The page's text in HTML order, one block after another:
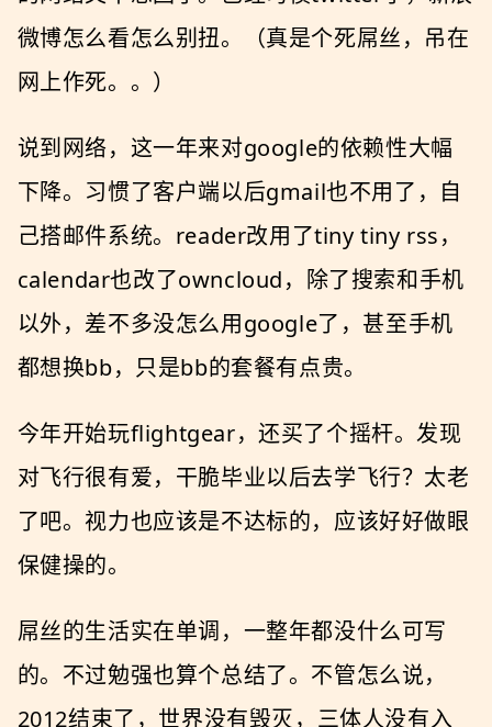
微博怎么看怎么别扭。（真是个死屌丝，吊在
网上作死。。）
说到网络，这一年来对google的依赖性大幅
下降。习惯了客户端以后gmail也不用了，自
己搭邮件系统。reader改用了tiny tiny rss，
calendar也改了owncloud，除了搜索和手机
以外，差不多没怎么用google了，甚至手机
都想换bb，只是bb的套餐有点贵。
今年开始玩flightgear，还买了个摇杆。发现
对飞行很有爱，干脆毕业以后去学飞行？太老
了吧。视力也应该是不达标的，应该好好做眼
保健操的。
屌丝的生活实在单调，一整年都没什么可写
的。不过勉强也算个总结了。不管怎么说，
2012结束了，世界没有毁灭，三体人没有入